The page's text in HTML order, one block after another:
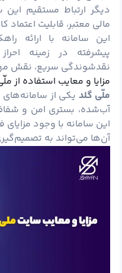
دیگر ارتباط مستقیم
مالی معتبر، قابلیت اعتماد
این سامانه با ارائه
پیشرفته در زمینه
نقدشوندگی سریع، نقش
مزایا و معایب استفاده از
ملّی گلد یکی از
آب‌شده، بستری امن و
این سامانه با وجود
آن‌ها می‌تواند به